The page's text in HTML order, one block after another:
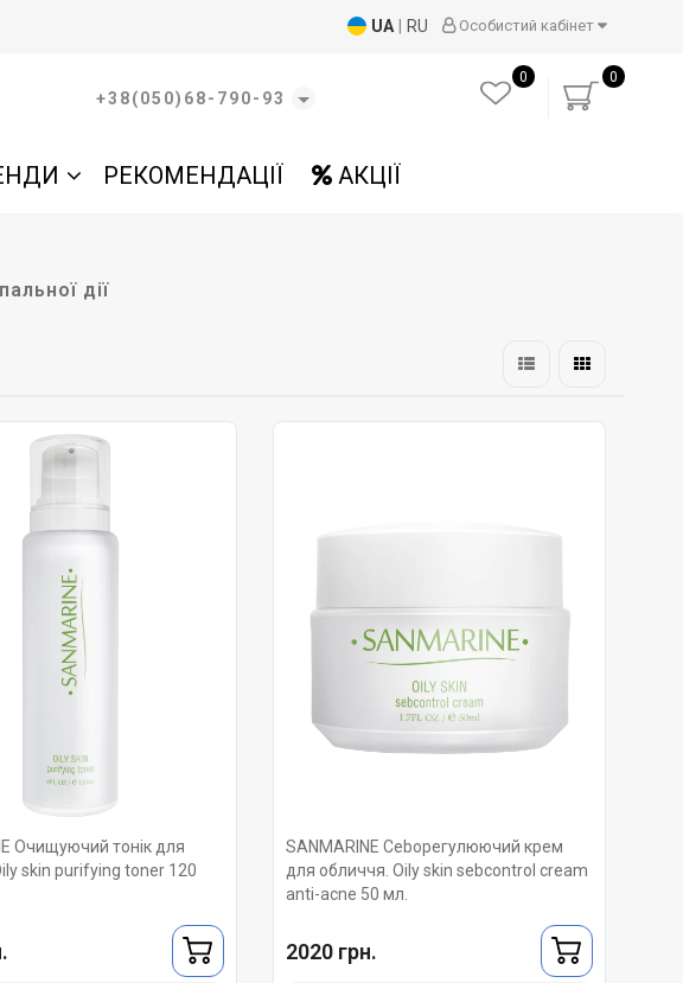
Особистий кабінет
UA RU
+38(050)68-790-93
0
0
РЕКОМЕНДАЦІЇ АКЦІЇ
дії
Очищуючий тонік для
skin purifying toner 120
SANMARINE Сеbорегулюючий крем
для обличчя. Oily skin sebcontrol cream
antі-acne 50 мл.
2020 грн.